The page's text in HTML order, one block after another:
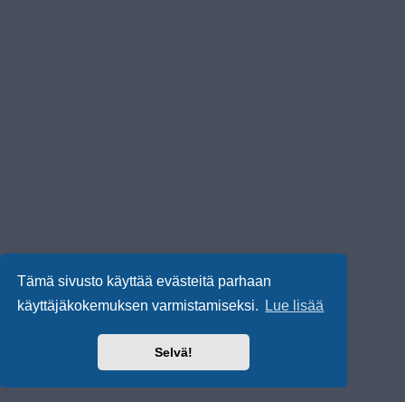
Tämä sivusto käyttää evästeitä parhaan
käyttäjäkokemuksen varmistamiseksi.
Lue lisää
Selvä!